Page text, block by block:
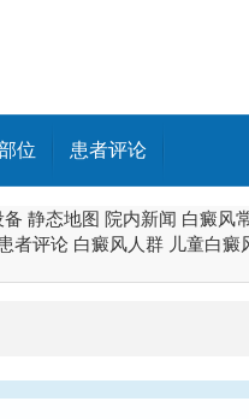
位 患者评论
备 静态地图 院内新闻 白癜风
者评论 白癜风人群 儿童白癜